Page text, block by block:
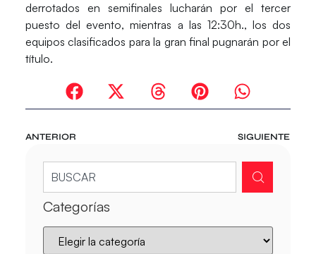
derrotados en semifinales lucharán por el tercer
puesto del evento, mientras a las 12:30h., los dos
equipos clasificados para la gran final pugnarán por el
título.
ANTERIOR SIGUIENTE
Categorías